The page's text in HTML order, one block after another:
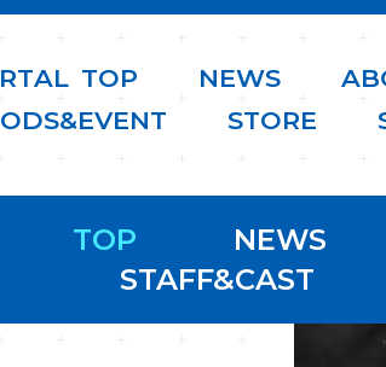
RTAL TOP NEWS AB
ODS&EVENT STORE
TOP NEWS
STAFF&CAST